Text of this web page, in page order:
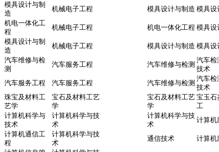
模具设计与制
造
机械电子工程 模具设计与制造 模具设
机电一体化工
程
机械电子工程 机电一体化工程 模具设
模具设计与制
造
机械电子工程 模具设计与制造 模具设
汽车维修与检
测
汽车服务工程 汽车维修与检测
汽车检
技术
汽车服务工程
汽车服务工程 汽车维修与检测
汽车检
技术
珠宝及材料工
艺学
宝石及材料工艺
学
宝石及材料工艺
学
宝玉石
工
计算机科学与
技术
计算机科学与技
术
计算机科学与技
术
计算机
计算机通信工
程
计算机科学与技
术
通信技术
计算机